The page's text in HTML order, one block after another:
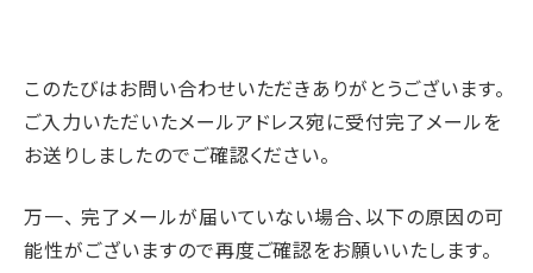
このたびはお問い合わせいただきありがとうございます。
ご入力いただいたメールアドレス宛に受付完了メールを
お送りしましたのでご確認ください。
万一、 完了メールが届いていない場合、以下の原因の可
能性がございますので再度ご確認をお願いいたします。